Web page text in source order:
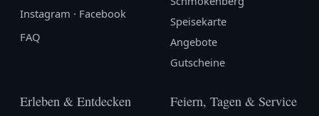
Instagram · Facebook
FAQ
Speisekarte
Angebote
Gutscheine
Erleben & Entdecken Feiern, Tagen & Service